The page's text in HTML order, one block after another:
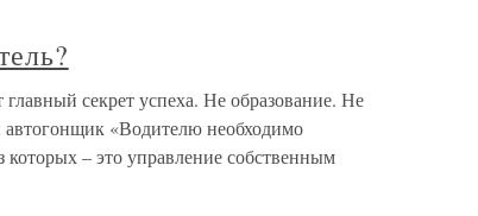
секрет успеха. Не образование. Не
«Водителю необходимо
– это управление собственным